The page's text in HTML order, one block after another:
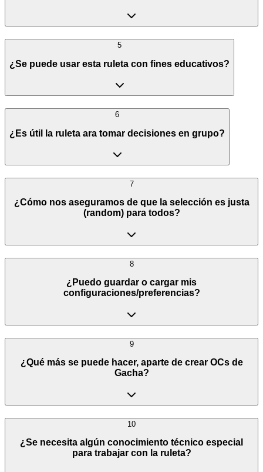
5
¿Se puede usar esta ruleta con fines educativos?
6
¿Es útil la ruleta ara tomar decisiones en grupo?
7
¿Cómo nos aseguramos de que la selección es justa
(random) para todos?
8
¿Puedo guardar o cargar mis
configuraciones/preferencias?
9
¿Qué más se puede hacer, aparte de crear OCs de
Gacha?
10
¿Se necesita algún conocimiento técnico especial
para trabajar con la ruleta?